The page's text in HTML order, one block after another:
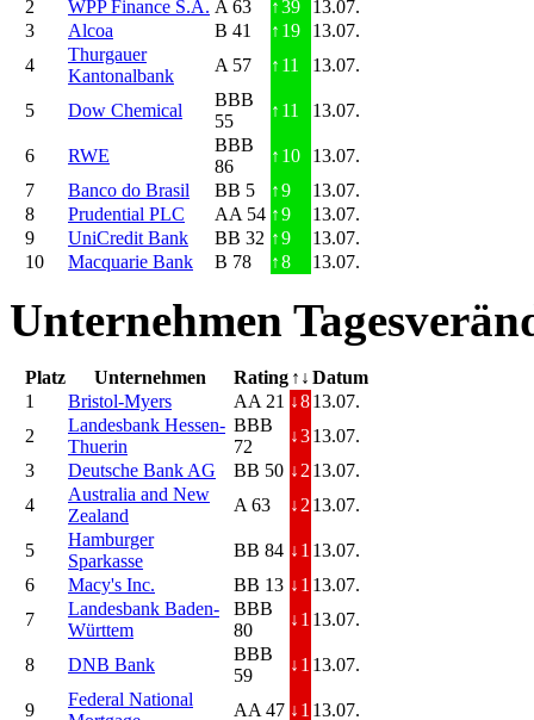
2
WPP Finance S.A. A 63 ↑39
13.07.
3
Alcoa B 41 ↑ 19
13.07.
4
Thurgauer
Kantonalbank
A 57 ↑ 11 13.07.
5 Dow Chemical
BBB
55
↑ 11 13.07.
6 RWE
BBB
86
↑ 10
13.07.
7
Banco do Brasil BB 5 ↑9
13.07.
8
Prudential PLC AA 54 ↑9
13.07.
9
UniCredit Bank BB 32 ↑9
13.07.
10
Macquarie Bank B 78 ↑8 13.07.
Unternehmen
Platz Unternehmen Rating ↑↓ Datum
1
Bristol-Myers AA 21 ↓813.07.
2
Landesbank Hessen-
Thuerin
BBB
72
↓313.07.
3
Deutsche Bank AG BB 50 ↓ 2 13.07.
4
Australia and New
Zealand
A 63 ↓ 2 13.07.
5
Hamburger
Sparkasse
BB 84 ↓ 1 13.07.
6
Macy's Inc. BB 13 ↓ 1 13.07.
7
Landesbank Baden-
Württem
BBB
80
↓ 1 13.07.
8 DNB Bank
BBB
59
↓ 1 13.07.
9
Federal National
AA 47 ↓ 1 13.07.